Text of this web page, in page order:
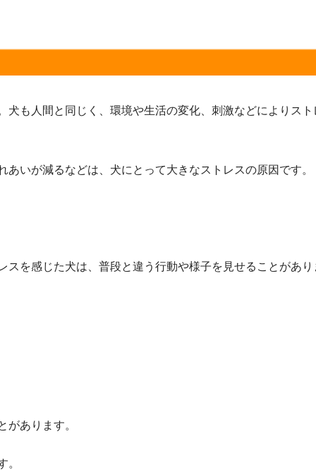
も人間と同じく、環境や生活の変化、刺激などによりス
いが減るなどは、犬にとって大きなストレスの原因です。
を感じた犬は、普段と違う行動や様子を見せることがあ
あります。
。